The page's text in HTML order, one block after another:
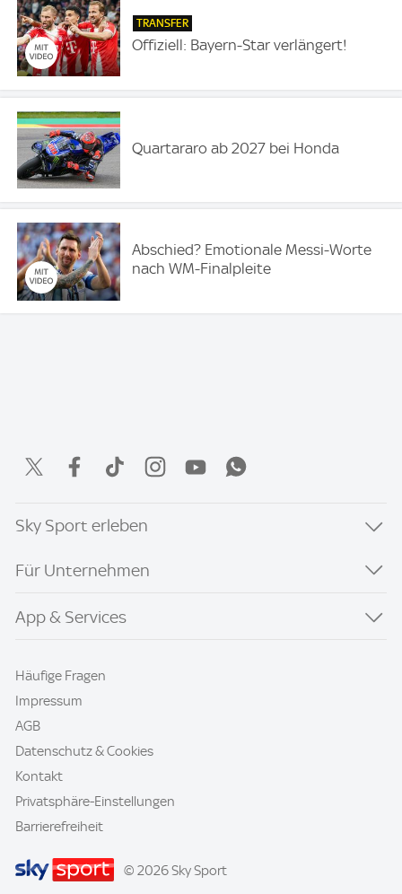
TRANSFER
Offiziell: Bayern-Star verlängert!
Quartararo ab 2027 bei Honda
Abschied? Emotionale Messi-Worte
nach WM-Finalpleite
Sky Sport erleben
Für Unternehmen
App & Services
Häufige Fragen
Impressum
AGB
Datenschutz & Cookies
Kontakt
Privatsphäre-Einstellungen
Barrierefreiheit
© 2026 Sky Sport